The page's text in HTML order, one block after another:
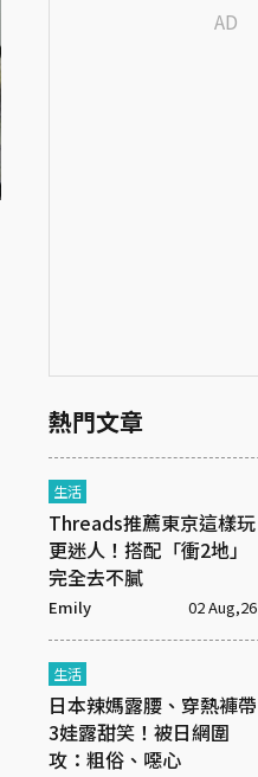
熱門文章
生活
Threads推薦東京這樣玩
更迷人！搭配「衝2地」
完全去不膩
Emily 02 Aug,26
生活
日本辣媽露腰、穿熱褲帶
3娃露甜笑！被日網圍
攻：粗俗、噁心